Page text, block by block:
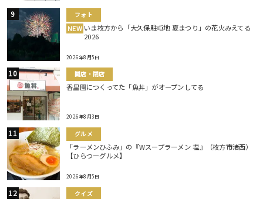
フォト
NEW いま枚方から「大久保駐屯地 夏まつり」の花火みえてる
2026
2026年8月5日
開店・閉店
香里園につくってた「魚丼」がオープンしてる
2026年8月3日
グルメ
「ラーメンひふみ」の『Wスープラーメン 塩』（枚方市渚西）
【ひらつーグルメ】
2026年8月5日
クイズ